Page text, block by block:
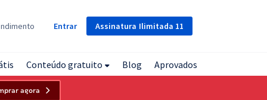
Assinatura Ilimitada 11
Entrar
Conteúdo gratuito Blog Aprovados
agora